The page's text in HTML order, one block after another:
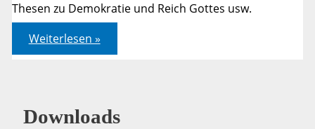
Thesen zu Demokratie und Reich Gottes usw.
Demokratie
und
Theokratie
Weiterlesen »
Downloads